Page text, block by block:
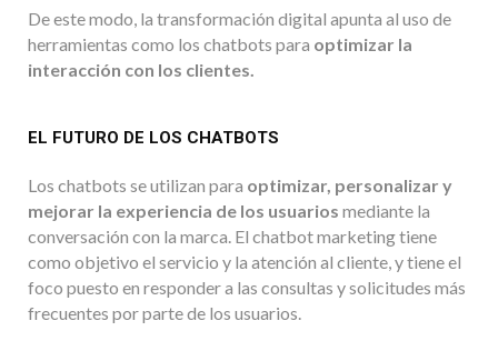
De este modo, la transformación digital apunta al uso de
herramientas como los chatbots para optimizar la
interacción con los clientes.
EL FUTURO DE LOS CHATBOTS
Los chatbots se utilizan para optimizar, personalizar y
mejorar la experiencia de los usuarios mediante la
conversación con la marca. El chatbot marketing tiene
como objetivo el servicio y la atención al cliente, y tiene el
foco puesto en responder a las consultas y solicitudes más
frecuentes por parte de los usuarios.